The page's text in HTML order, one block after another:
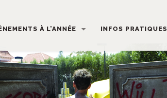
À L’ANNÉE INFOS PRATIQUES